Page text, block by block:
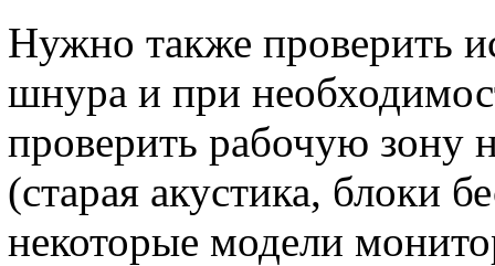
Нужно также проверить
шнура и при
проверить рабочую зону
(старая акустика, блоки
некоторые модели